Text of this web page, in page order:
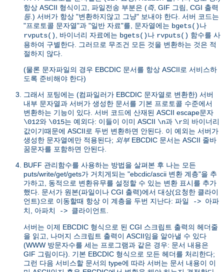
항상 ASCII 형식이고, 파일전송 부분은 (즉, GIF 그림, CGI 출력
등. ) 서버가 항상 "변환하지않고 그냥" 보내야 한다. 서버 코드는
"프로토콜 문자열"과 "일반 자료"를, 문자열에는 bgets()나
rvputs()
, 바이너리 자료에는 bgets()나 rvputs() 함수를 사
용하여 구별한다. 그러므로 무조건 모든 것을 변환하는 것은 적
절하지 않다.
(물론 문자파일의 경우 EBCDIC 문서를 항상 ASCII로 서비스하
도록 준비해야 한다)
그래서 포팅에는 (컴파일러가 EBCDIC 문자열로 변환한) 서버
내부 문자열과 서버가 생성한 문서를 기본 프로토콜 수준에서
변환하는 기능이 있다. 서버 코드에 산재된 ASCII escape문자
\012와 \015는 예외다: 이들이 이미 ASCII \n과 \r의 바이너리
값이기때문에 ASCII로 두번 변환하면 안된다. 이 예외는 서버가
생성한 문자열에만 적용된다; 외부 EBCDIC 문서는 ASCII 줄바
꿈문자를 포함하면 안된다.
BUFF 관리함수를 사용하는 방법을 살펴본 후 나는 모든
puts/write/get/gets가 거치게되는 "ebcdic/ascii 변환 계층"을 추
가하고, 동적으로 변환유무를 설정할 수 있는 변환 표시를 추가
했다. 문서가 원본(파일이나 CGI 출력)에서 대상(요청한 클라이
언트)으로 이동할때 항상 이 계층을 두번 지난다: 파일 -> 아파
치
아파치 -> 클라이언트
서버는 이제 EBCDIC 형식으로 된 CGI 스크립트 출력의 헤더줄
을 읽고, 나머지 스크립트 출력이 ASCII임을 알아낼 수 있다
(WWW 방문자수를 세는 프로그램과 같은 경우: 문서 내용은
GIF 그림이다). 기본 EBCDIC 형식으로 모든 헤더를 처리한다;
그런 다음 서비스할 문서의 type에 따라 서버는 문서 내용이 이